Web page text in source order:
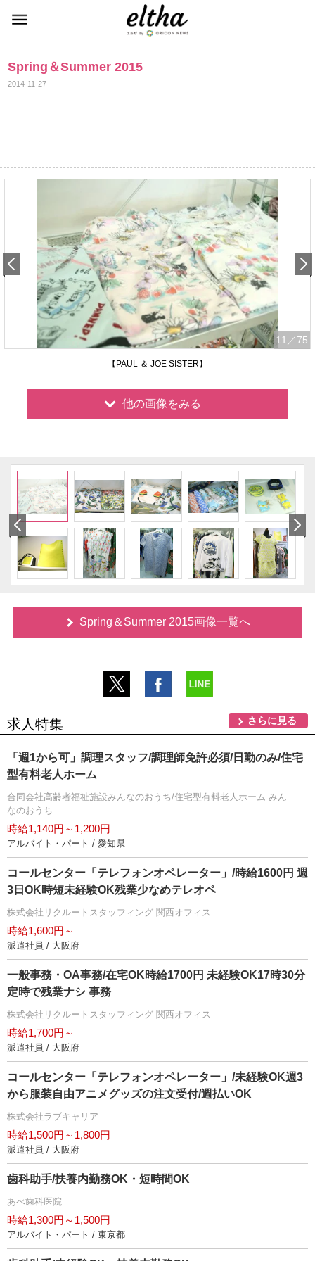
Spring＆Summer 2015
2014-11-27
11 ／75
【PAUL ＆ JOE SISTER】
他の画像をみる
Spring＆Summer 2015画像一覧へ
求人特集 さらに見る
「週1から可」調理スタッフ/調理師免許必須/日勤のみ/住宅
型有料老人ホーム
合同会社高齢者福祉施設みんなのおうち/住宅型有料老人ホーム みん
なのおうち
時給1,140円～1,200円
アルバイト・パート / 愛知県
コールセンター「テレフォンオペレーター」/時給1600円 週
3日OK時短未経験OK残業少なめテレオペ
株式会社リクルートスタッフィング 関西オフィス
時給1,600円～
派遣社員 / 大阪府
一般事務・OA事務/在宅OK時給1700円 未経験OK17時30分
定時で残業ナシ 事務
株式会社リクルートスタッフィング 関西オフィス
時給1,700円～
派遣社員 / 大阪府
コールセンター「テレフォンオペレーター」/未経験OK週3
から服装自由アニメグッズの注文受付/週払いOK
株式会社ラブキャリア
時給1,500円～1,800円
派遣社員 / 大阪府
歯科助手/扶養内勤務OK・短時間OK
あべ歯科医院
時給1,300円～1,500円
アルバイト・パート / 東京都